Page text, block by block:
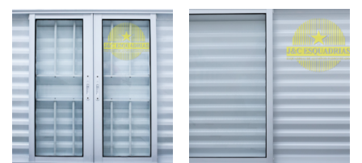
tem
várias
variantes.
As
opções
podem
ser
escolhidas
na
tem
várias
variantes.
As
opções
podem
ser
escolhidas
na